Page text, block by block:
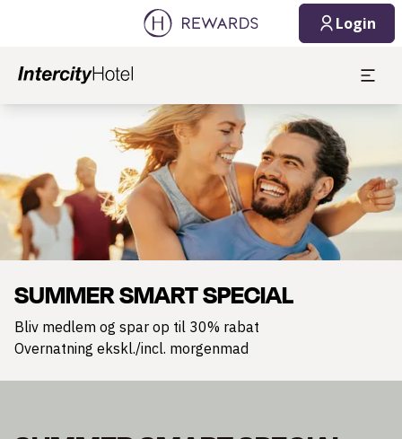
Login
SUMMER SMART SPECIAL
Bliv medlem og spar op til 30% rabat
Overnatning ekskl./incl. morgenmad